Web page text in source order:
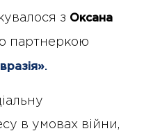
з Оксана
партнеркою
.
в умовах війни,